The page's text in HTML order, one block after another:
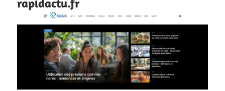
rapidactu.fr